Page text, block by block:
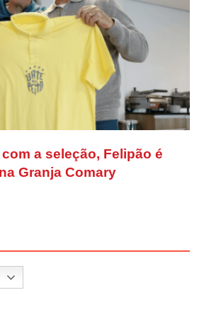
a seleção, Felipão é
Granja Comary